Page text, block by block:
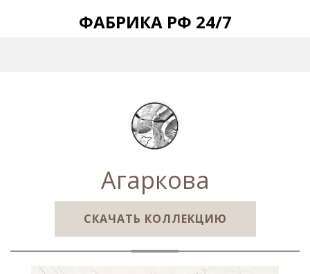
ФАБРИКА РФ 24/7
Агаркова
СКАЧАТЬ КОЛЛЕКЦИЮ